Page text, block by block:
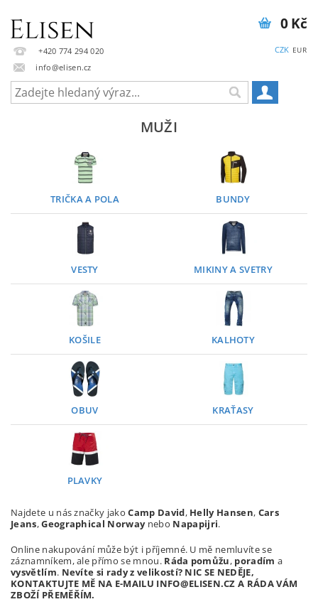
+420 774 294 020
info@elisen.cz
CZK EUR
0 Kč
MUŽI
TRIČKA A POLA BUNDY
VESTY MIKINY A SVETRY
KOŠILE KALHOTY
OBUV KRAŤASY
PLAVKY
Najdete u nás značky jakoCamp David, Helly Hansen, Cars
Jeans,Geographical Norwaynebo Napapijri.
Online nakupování může být i příjemné. U mě nemluvíte se
záznamníkem, ale přímo se mnou. Ráda pomůžu, poradím a
vysvětlím. Nevíte si rady z velikostí? NIC SE NEDĚJE,
KONTAKTUJTE MĚ NA E-MAILU INFO@ELISEN.CZ A RÁDA VÁM
ZBOŽÍ PŘEMĚŘÍM.